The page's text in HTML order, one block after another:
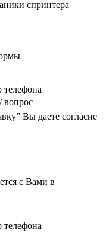
вопрос
Вы даете согласие
Вы даете согласие
с Вами в